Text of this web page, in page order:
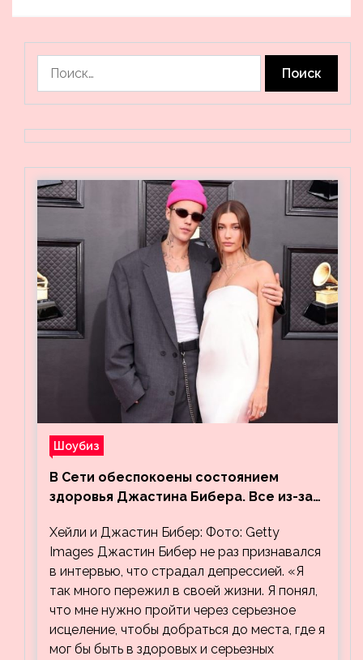
Шоубиз
В Сети обеспокоены состоянием
здоровья Джастина Бибера. Все из-за
Хейли
Хейли и Джастин Бибер: Фото: Getty
Images Джастин Бибер не раз признавался
в интервью, что страдал депрессией. «Я
так много пережил в своей жизни. Я понял,
что мне нужно пройти через серьезное
исцеление, чтобы добраться до места, где я
мог бы быть в здоровых и серьезных